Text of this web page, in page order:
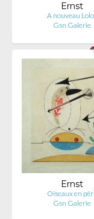
Ernst
A nouveau
Gsn Galerie
Ernst
Oiseaux en
Gsn Galerie